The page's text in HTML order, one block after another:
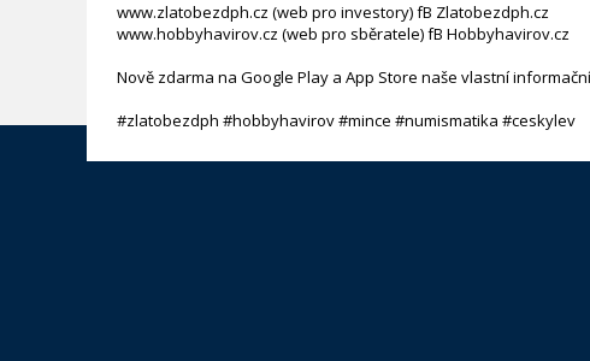
www.zlatobezdph.cz (web pro investory) fB Zlatobezdph.cz
www.hobbyhavirov.cz (web pro sběratele) fB Hobbyhavirov.cz
Nově zdarma na Google Play a App Store naše vlastní
#zlatobezdph #hobbyhavirov #mince #numismatika #ceskylev